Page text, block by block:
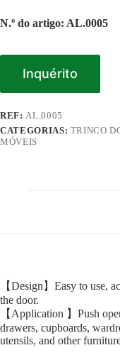
N.º do artigo: AL.0005
Inquérito
REF: AL.0005
CATEGORIAS: TRINCO
MÓVEIS
【Design】Easy to use,
the door.
【Application 】Push
drawers, cupboards,
utensils, and other